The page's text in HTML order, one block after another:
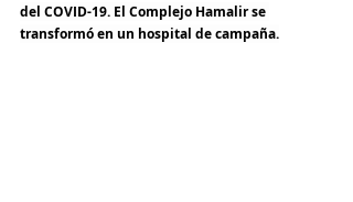
del COVID-19. El Complejo Hamalir se
transformó en un hospital de campaña.